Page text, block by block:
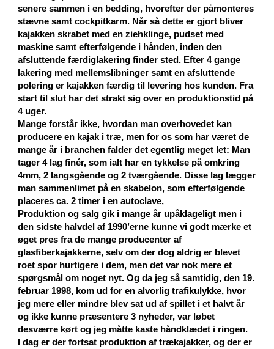
senere sammen i en bedding, hvorefter der påmonteres
stævne samt cockpitkarm. Når så dette er gjort bliver
kajakken skrabet med en ziehklinge, pudset med
maskine samt efterfølgende i hånden, inden den
afsluttende færdiglakering finder sted. Efter 4 gange
lakering med mellemslibninger samt en afsluttende
polering er kajakken færdig til levering hos kunden. Fra
start til slut har det strakt sig over en produktionstid på
4 uger.
Mange forstår ikke, hvordan man overhovedet kan
producere en kajak i træ, men for os som har været de
mange år i branchen falder det egentlig meget let: Man
tager 4 lag finér, som ialt har en tykkelse på omkring
4mm, 2 langsgående og 2 tværgående. Disse lag lægger
man sammenlimet på en skabelon, som efterfølgende
placeres ca. 2 timer i en autoclave,
Produktion og salg gik i mange år upåklageligt men i
den sidste halvdel af 1990’erne kunne vi godt mærke et
øget pres fra de mange producenter af
glasfiberkajakkerne, selv om der dog aldrig er blevet
roet spor hurtigere i dem, men det var nok mere et
spørgsmål om noget nyt. Og da jeg så samtidig, den 19.
februar 1998, kom ud for en alvorlig trafikulykke, hvor
jeg mere eller mindre blev sat ud af spillet i et halvt år
og ikke kunne præsentere 3 nyheder, var løbet
desværre kørt og jeg måtte kaste håndklædet i ringen.
I dag er der fortsat produktion af trækajakker, og der er